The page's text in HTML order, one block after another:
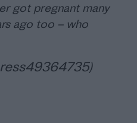
got pregnant many
ago too – who